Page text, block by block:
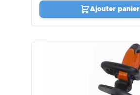
Ajouter panier